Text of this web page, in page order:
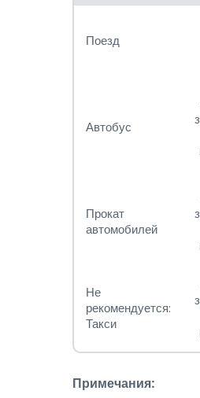
Поезд
Автобус
Прокат
автомобилей
Не
рекомендуется:
Такси
Примечания: